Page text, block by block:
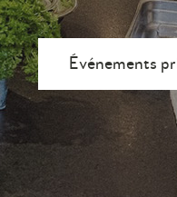
Événements